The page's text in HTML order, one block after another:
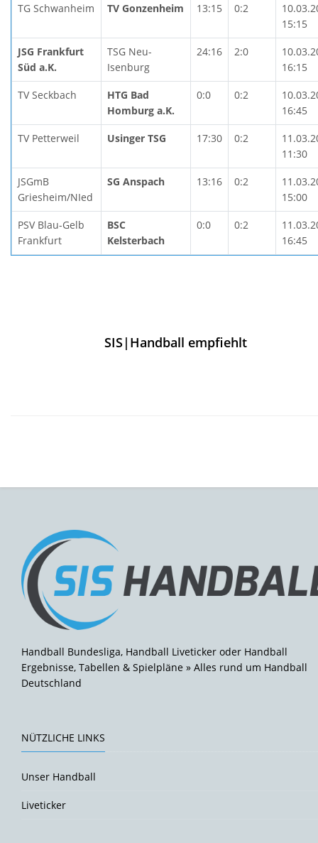
TG Schwanheim TV Gonzenheim 13:15 0:2
15:15
JSG Frankfurt
Süd a.K.
TSG Neu-
Isenburg
24:16 2:0
16:15
TV Seckbach
HTG Bad
Homburg a.K.
0:0 0:2
16:45
TV Petterweil Usinger TSG 17:30 0:2
11:30
JSGmB
Griesheim/NIed
SG Anspach 13:16 0:2
15:00
PSV Blau-Gelb
Frankfurt
BSC
Kelsterbach
0:0 0:2
16:45
SIS|Handball empfiehlt
Handball Bundesliga, Handball Liveticker oder Handball
Ergebnisse, Tabellen & Spielpläne » Alles rund um Handball
Deutschland
NÜTZLICHE LINKS
Unser Handball
Liveticker